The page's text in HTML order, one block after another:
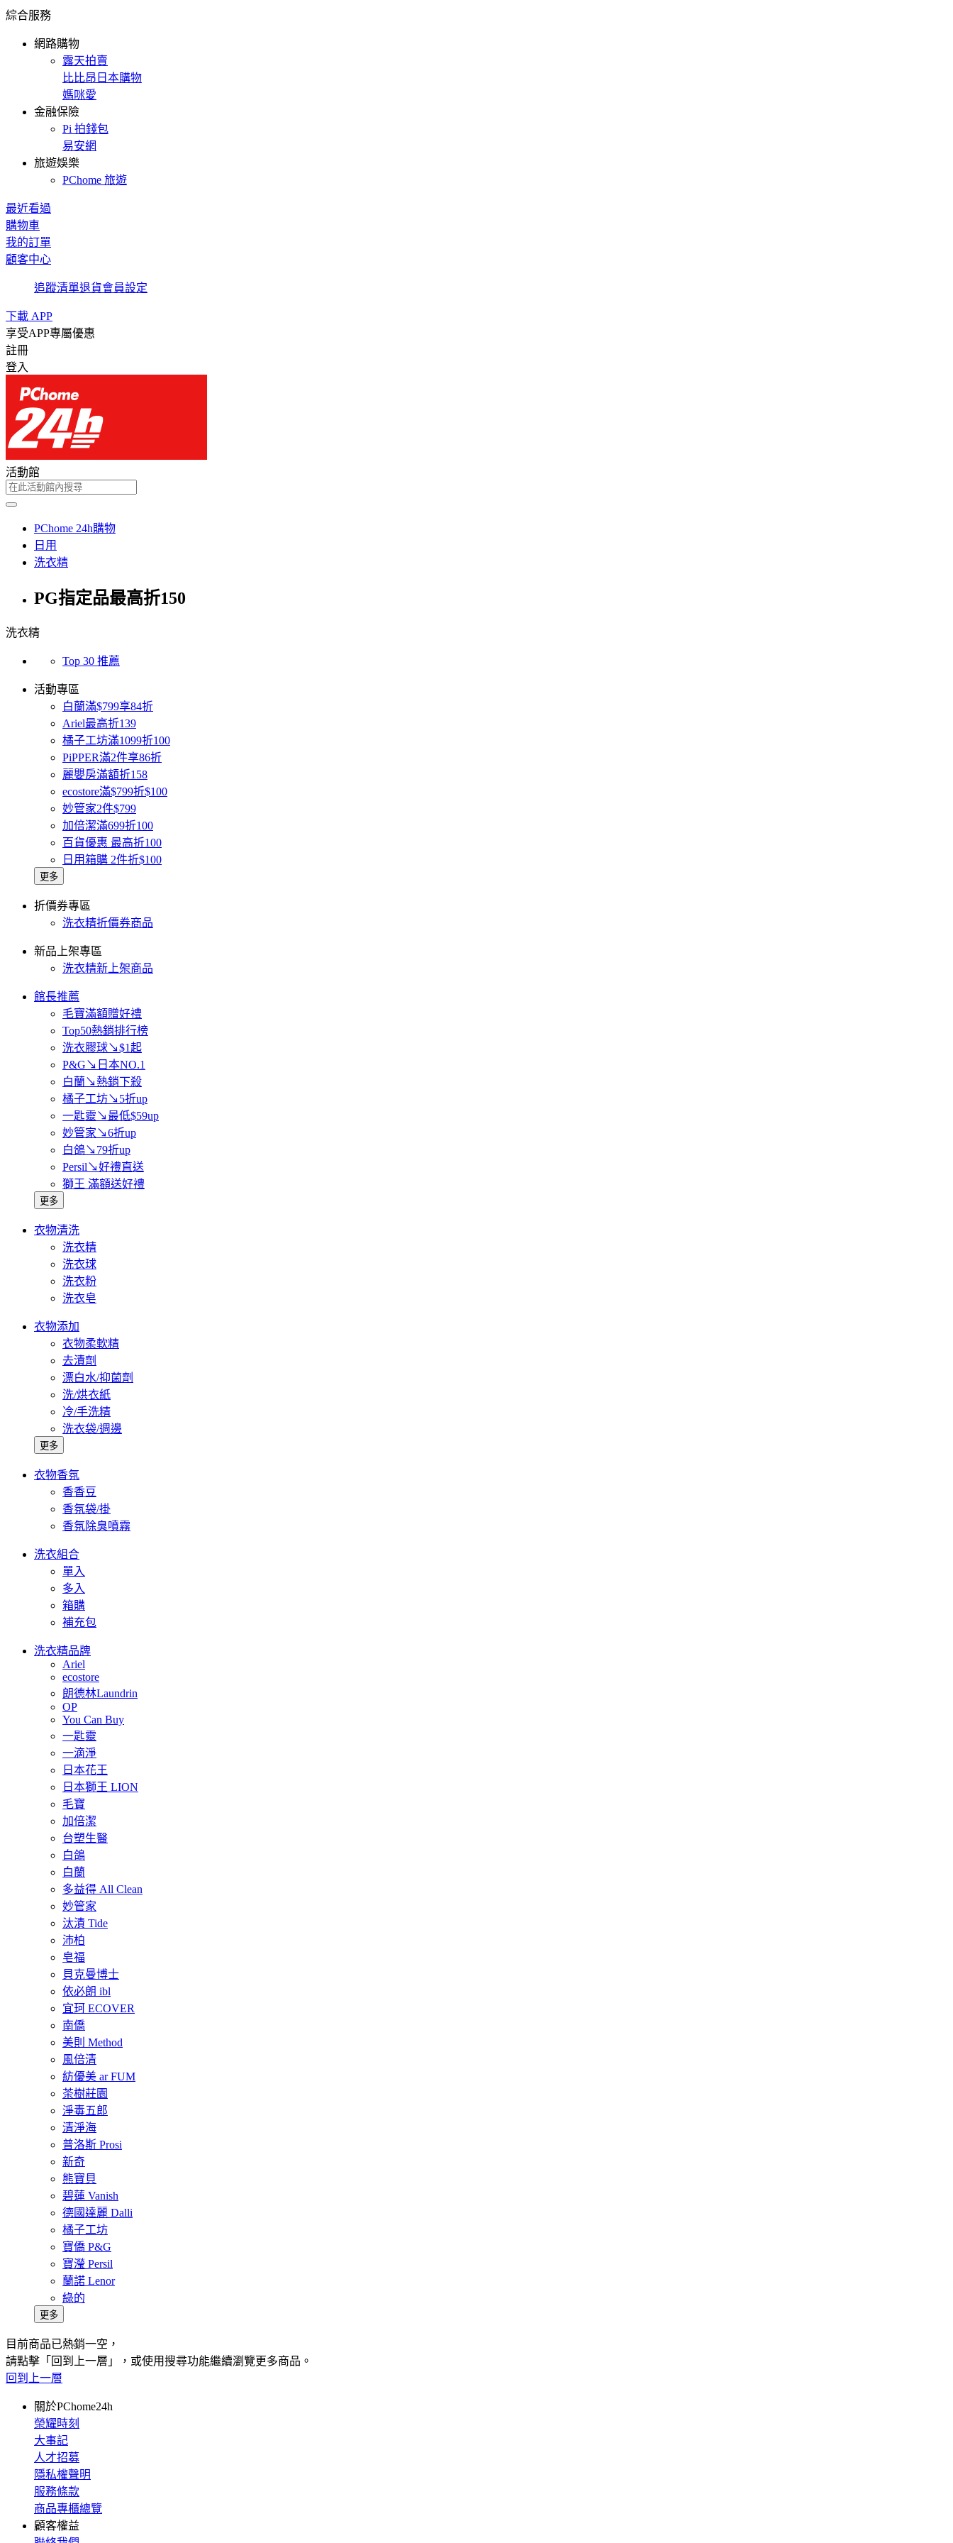
綜合服務
網路購物
露天拍賣
比比昂日本購物
媽咪愛
金融保險
Pi 拍錢包
易安網
旅遊娛樂
PChome 旅遊
最近看過
購物車
我的訂單
顧客中心
追蹤清單退貨會員設定
下載 APP
享受APP專屬優惠
註冊
登入
活動館
PChome 24h購物
日用
洗衣精
PG指定品最高折150
洗衣精
Top 30 推薦
活動專區
白蘭滿$799享84折
Ariel最高折139
橘子工坊滿1099折100
PiPPER滿2件享86折
麗嬰房滿額折158
ecostore滿$799折$100
妙管家2件$799
加倍潔滿699折100
百貨優惠 最高折100
日用箱購 2件折$100
更多
折價券專區
洗衣精折價券商品
新品上架專區
洗衣精新上架商品
館長推薦
毛寶滿額贈好禮
Top50熱銷排行榜
洗衣膠球↘$1起
P&G↘日本NO.1
白蘭↘熱銷下殺
橘子工坊↘5折up
一匙靈↘最低$59up
妙管家↘6折up
白鴿↘79折up
Persil↘好禮直送
獅王 滿額送好禮
更多
衣物清洗
洗衣精
洗衣球
洗衣粉
洗衣皂
衣物添加
衣物柔軟精
去漬劑
漂白水/抑菌劑
洗/烘衣紙
冷/手洗精
洗衣袋/週邊
更多
衣物香氛
香香豆
香氛袋/掛
香氛除臭噴霧
洗衣組合
單入
多入
箱購
補充包
洗衣精品牌
Ariel
ecostore
朗德林Laundrin
OP
You Can Buy
一匙靈
一滴淨
日本花王
日本獅王 LION
毛寶
加倍潔
台塑生醫
白鴿
白蘭
多益得 All Clean
妙管家
汰漬 Tide
沛柏
皂福
貝克曼博士
依必朗 ibl
宜珂 ECOVER
南僑
美則 Method
風倍清
紡優美 ar FUM
茶樹莊園
淨毒五郎
清淨海
普洛斯 Prosi
新奇
熊寶貝
碧蓮 Vanish
德國達麗 Dalli
橘子工坊
寶僑 P&G
寶瀅 Persil
蘭諾 Lenor
綠的
更多
目前商品已熱銷一空，
請點擊「回到上一層」，或使用搜尋功能繼續瀏覽更多商品。
回到上一層
關於PChome24h
榮耀時刻
大事記
人才招募
隱私權聲明
服務條款
商品專櫃總覽
顧客權益